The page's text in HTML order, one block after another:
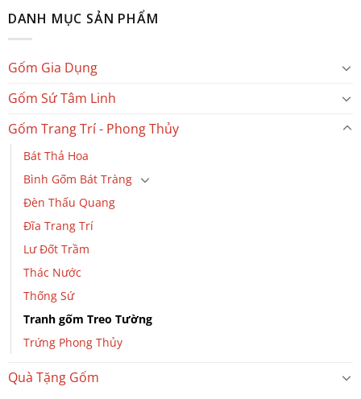
DANH MỤC SẢN PHẨM
Gốm Gia Dụng
Gốm Sứ Tâm Linh
Gốm Trang Trí - Phong Thủy
Bát Thả Hoa
Bình Gốm Bát Tràng
Đèn Thấu Quang
Đĩa Trang Trí
Lư Đốt Trầm
Thác Nước
Thống Sứ
Tranh gốm Treo Tường
Trứng Phong Thủy
Quà Tặng Gốm